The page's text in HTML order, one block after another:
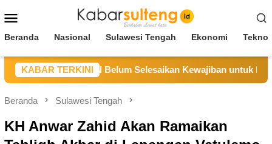
ke
Mobile
Beranda Nasional Sulawesi Tengah Ekonomi
KABAR TERKINI
Sebut CV BBN Belum Selesaikan Kewajiban untuk Kegiatan
Beranda Sulawesi Tengah
KH Anwar Zahid Akan Ramaikan